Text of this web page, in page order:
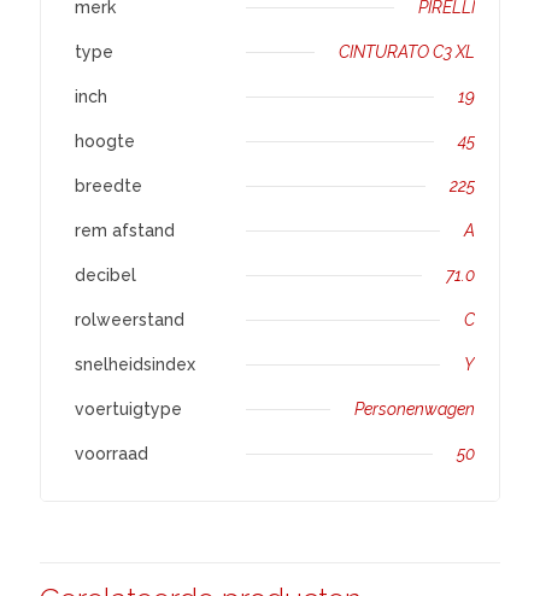
merk PIRELLI
type CINTURATO C3 XL
inch 19
hoogte 45
breedte 225
rem afstand A
decibel 71.0
rolweerstand C
snelheidsindex Y
voertuigtype Personenwagen
voorraad 50